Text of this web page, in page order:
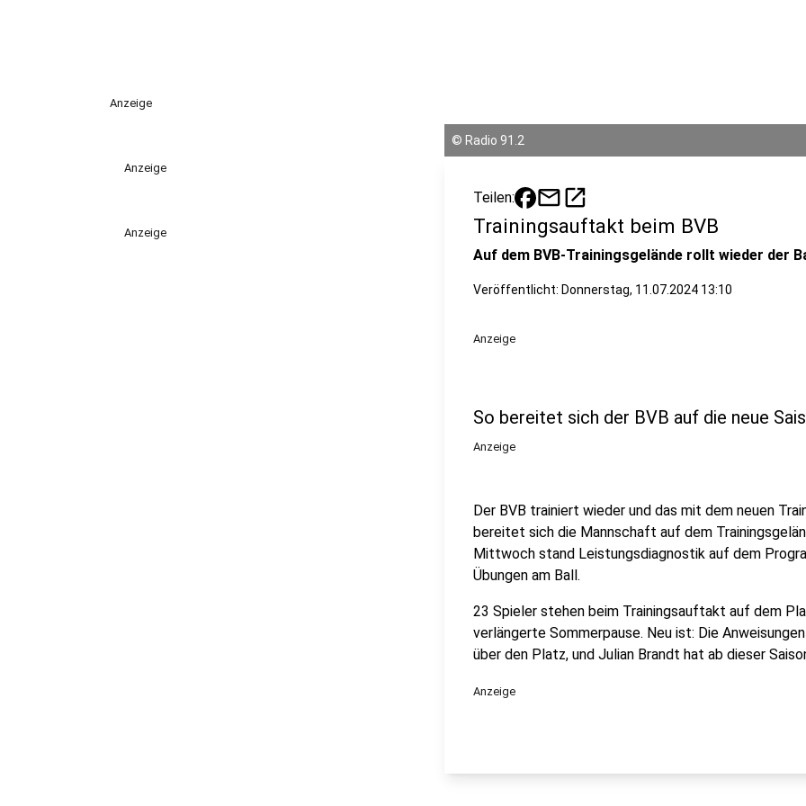
Anzeige
Anzeige
Anzeige
© Radio 91.2
Teilen: mailopen_in_new
Trainingsauftakt beim BVB
Auf dem BVB-Trainingsgelände rollt wieder der
Veröffentlicht: Donnerstag, 11.07.2024 13:10
Anzeige
So bereitet sich der BVB auf die neue
Anzeige
Der BVB trainiert wieder und das mit dem neuen
bereitet sich die Mannschaft auf dem
Mittwoch stand Leistungsdiagnostik auf dem
Übungen am Ball.
23 Spieler stehen beim Trainingsauftakt auf dem
verlängerte Sommerpause. Neu ist: Die
über den Platz, und Julian Brandt hat ab dieser
Anzeige